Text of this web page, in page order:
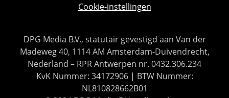
Cookie-instellingen
DPG Media B.V., statutair gevestigd aan Van der
Madeweg 40, 1114 AM Amsterdam-Duivendrecht,
Nederland – RPR Antwerpen nr. 0432.306.234
KvK Nummer: 34172906 | BTW Nummer:
NL810828662B01